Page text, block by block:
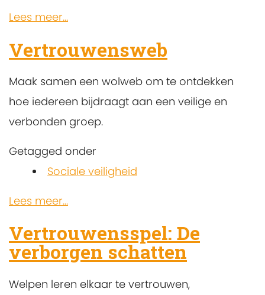
Lees meer...
Vertrouwensweb
Maak samen een wolweb om te ontdekken
hoe iedereen bijdraagt aan een veilige en
verbonden groep.
Getagged onder
Sociale veiligheid
Lees meer...
Vertrouwensspel: De
verborgen schatten
Welpen leren elkaar te vertrouwen,